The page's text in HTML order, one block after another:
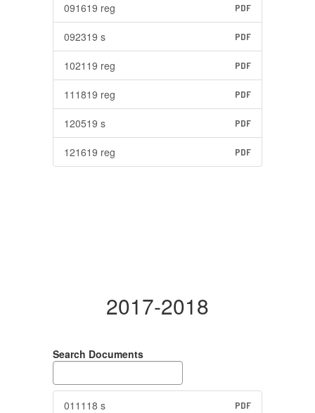
091619 reg PDF
092319 s PDF
102119 reg PDF
111819 reg PDF
120519 s PDF
121619 reg PDF
2017-2018
Search Documents
011118 s PDF